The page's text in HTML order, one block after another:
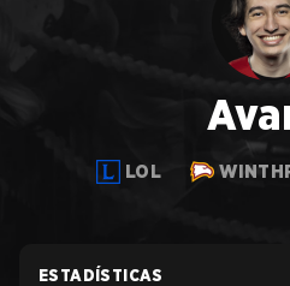
LOL
ESTADÍSTICAS